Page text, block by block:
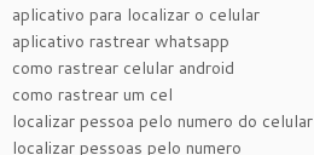
aplicativo para localizar o celular
aplicativo rastrear whatsapp
como rastrear celular android
como rastrear um cel
localizar pessoa pelo numero do celular
localizar pessoas pelo numero